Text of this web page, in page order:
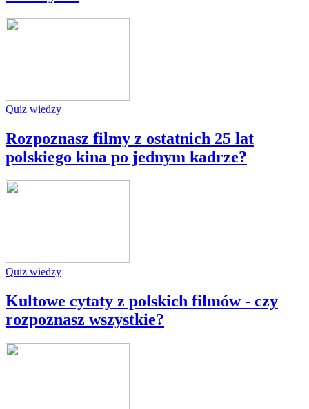
Quiz wiedzy
Rozpoznasz filmy z ostatnich 25 lat
polskiego kina po jednym kadrze?
Quiz wiedzy
Kultowe cytaty z polskich filmów - czy
rozpoznasz wszystkie?